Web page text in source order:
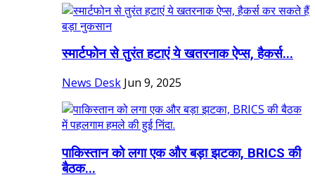
स्मार्टफोन से तुरंत हटाएं ये खतरनाक ऐप्स, हैकर्स...
News Desk Jun 9, 2025
पाकिस्तान को लगा एक और बड़ा झटका, BRICS की
बैठक...